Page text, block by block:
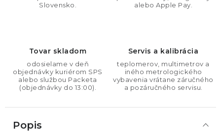
Slovensko.
alebo Apple Pay.
Tovar skladom
odosielame v deň
objednávky kuriérom SPS
alebo službou Packeta
(objednávky do 13:00).
Servis a kalibrácia
teplomerov, multimetrov a
iného metrologického
vybavenia vrátane záručného
a pozáručného servisu.
Popis